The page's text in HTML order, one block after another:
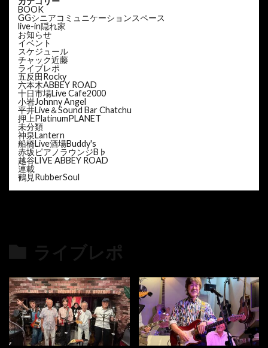
BOOK
GGシニアコミュニケーションスペース
live-in隠れ家
お知らせ
イベント
スケジュール
チャック近藤
ライブレポ
五反田Rocky
六本木ABBEY ROAD
十日市場Live Cafe2000
小岩Johnny Angel
平井Live＆Sound Bar Chatchu
押上PlatinumPLANET
未分類
神泉Lantern
船橋Live酒場Buddy's
赤坂ピアノラウンジB♭
越谷LIVE ABBEY ROAD
連載
鶴見RubberSoul
ライブレポ